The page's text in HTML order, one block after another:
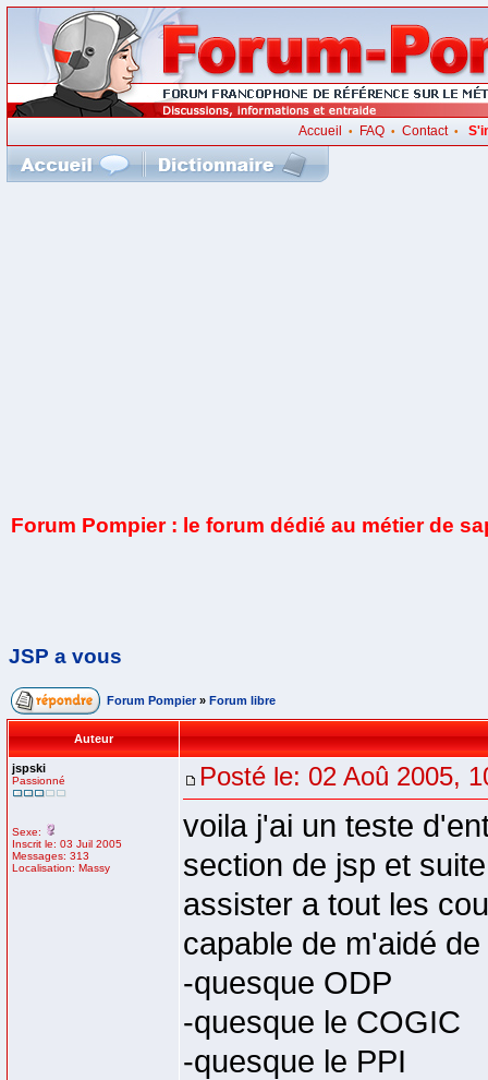
Accueil • FAQ• Contact•
Forum Pompier : le forum dédié au métier de
JSP a vous
Forum Pompier » Forum libre
Auteur
jspski
Passionné
Sexe:
Inscrit le: 03 Juil 2005
Messages: 313
Localisation: Massy
Posté le: 02 Aoû 2005,
voila j'ai un teste
section de jsp et
assister a tout les
capable de m'aidé
-quesque ODP
-quesque le COGIC
-quesque le PPI